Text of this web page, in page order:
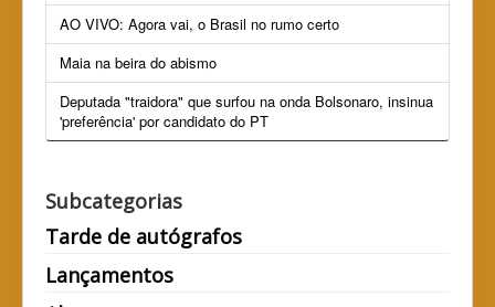
AO VIVO: Agora vai, o Brasil no rumo certo
Maia na beira do abismo
Deputada "traidora" que surfou na onda Bolsonaro, insinua
'preferência' por candidato do PT
Subcategorias
Tarde de autógrafos
Lançamentos